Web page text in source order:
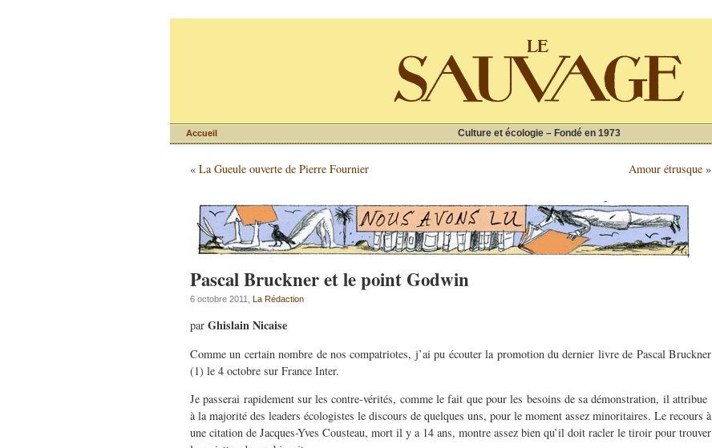
Culture et écologie – Fondé en 1973
Accueil
« La Gueule ouverte de Pierre Fournier Amour étrusque »
Pascal Bruckner et le point Godwin
6 octobre 2011, La Rédaction
par Ghislain Nicaise
Comme un certain nombre de nos compatriotes, j’ai pu écouter la promotion du dernier livre de Pascal Bruckner
(1) le 4 octobre sur France Inter.
Je passerai rapidement sur les contre-vérités, comme le fait que pour les besoins de sa démonstration, il attribue
à la majorité des leaders écologistes le discours de quelques uns, pour le moment assez minoritaires. Le recours à
une citation de Jacques-Yves Cousteau, mort il y a 14 ans, montre assez bien qu’il doit racler le tiroir pour trouver